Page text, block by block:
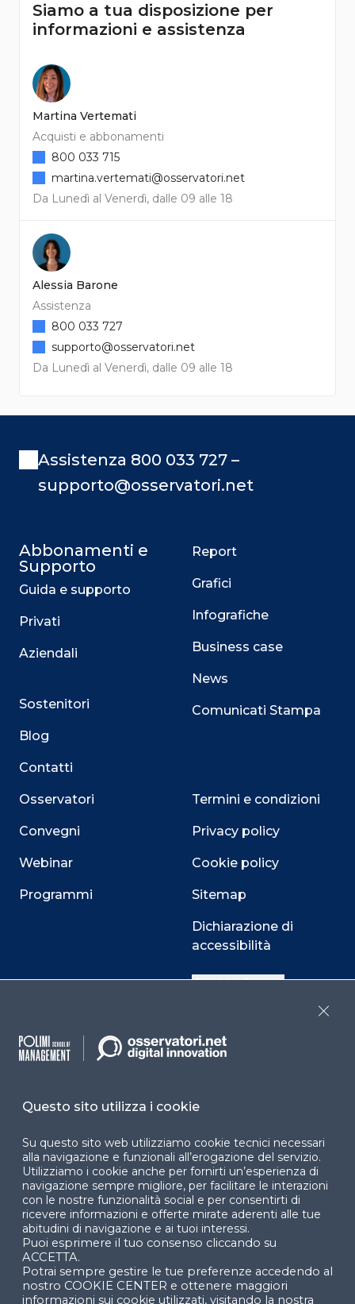
Siamo a tua disposizione per
informazioni e assistenza
Martina Vertemati
Acquisti e abbonamenti
Da Lunedì al Venerdì, dalle 09 alle 18
800 033 715
martina.vertemati@osservatori.net
Alessia Barone
Assistenza
Da Lunedì al Venerdì, dalle 09 alle 18
800 033 727
supporto@osservatori.net
Assistenza 800 033 727 –
supporto@osservatori.net
Abbonamenti e
Supporto
Guida e supporto
Privati
Aziendali
Sostenitori
Blog
Contatti
Osservatori
Convegni
Webinar
Programmi
Report
Grafici
Infografiche
Business case
News
Comunicati Stampa
Termini e condizioni
Privacy policy
Cookie policy
Sitemap
Dichiarazione di
accessibilità
Cookie Center
Facebook LinkedIn
© 2024 Copyright © Politecnico di Milano Dipartimento
di Ingegneria Gestionale
Questo sito utilizza i cookie
Su questo sito web utilizziamo cookie tecnici necessari
alla navigazione e funzionali all’erogazione del servizio.
Utilizziamo i cookie anche per fornirti un’esperienza di
navigazione sempre migliore, per facilitare le interazioni
con le nostre funzionalità social e per consentirti di
ricevere informazioni e offerte mirate aderenti alle tue
abitudini di navigazione e ai tuoi interessi.
Puoi esprimere il tuo consenso cliccando su
ACCETTA.
Potrai sempre gestire le tue preferenze accedendo al
nostro COOKIE CENTER e ottenere maggiori
informazioni sui cookie utilizzati, visitando la nostra